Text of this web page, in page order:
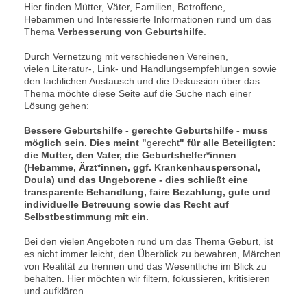
Hier finden Mütter, Väter, Familien, Betroffene,
Hebammen und Interessierte Informationen rund um das
Thema Verbesserung von Geburtshilfe
Durch Vernetzung mit verschiedenen Vereinen,
vielen Literatur-, Link- und Handlungsempfehlungen sowie
den fachlichen Austausch und die Diskussion über das
Thema möchte diese Seite auf die Suche nach einer
Lösung gehen:
Bessere Geburtshilfe - gerechte Geburtshilfe - muss
möglich sein. Dies meint "gerecht" für alle Beteiligten:
die Mutter, den Vater, die Geburtshelfer*innen
(Hebamme, Ärzt*innen, ggf. Krankenhauspersonal,
Doula) und das Ungeborene - dies schließt eine
transparente Behandlung, faire Bezahlung, gute und
individuelle Betreuung sowie das Recht auf
Selbstbestimmung mit ein.
Bei den vielen Angeboten rund um das Thema Geburt, ist
es nicht immer leicht, den Überblick zu bewahren, Märchen
von Realität zu trennen und das Wesentliche im Blick zu
behalten. Hier möchten wir filtern, fokussieren, kritisieren
und aufklären.